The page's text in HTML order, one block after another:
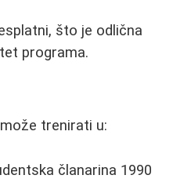
što je odlična
programa.
trenirati u:
članarina 1990